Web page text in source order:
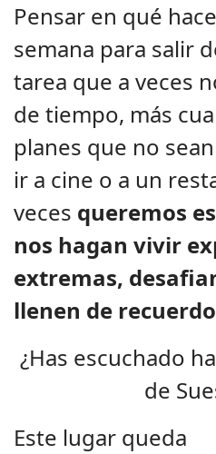
Pensar en qué
semana para salir
tarea que a veces
de tiempo, más
planes que no
ir a cine o a un
veces queremos
nos hagan vivir
extremas,
llenen de
¿Has escuchado
de
Este lugar queda